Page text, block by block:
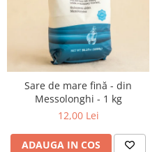
Sare de mare fină - din
Messolonghi - 1 kg
12,00 Lei
ADAUGA IN COS